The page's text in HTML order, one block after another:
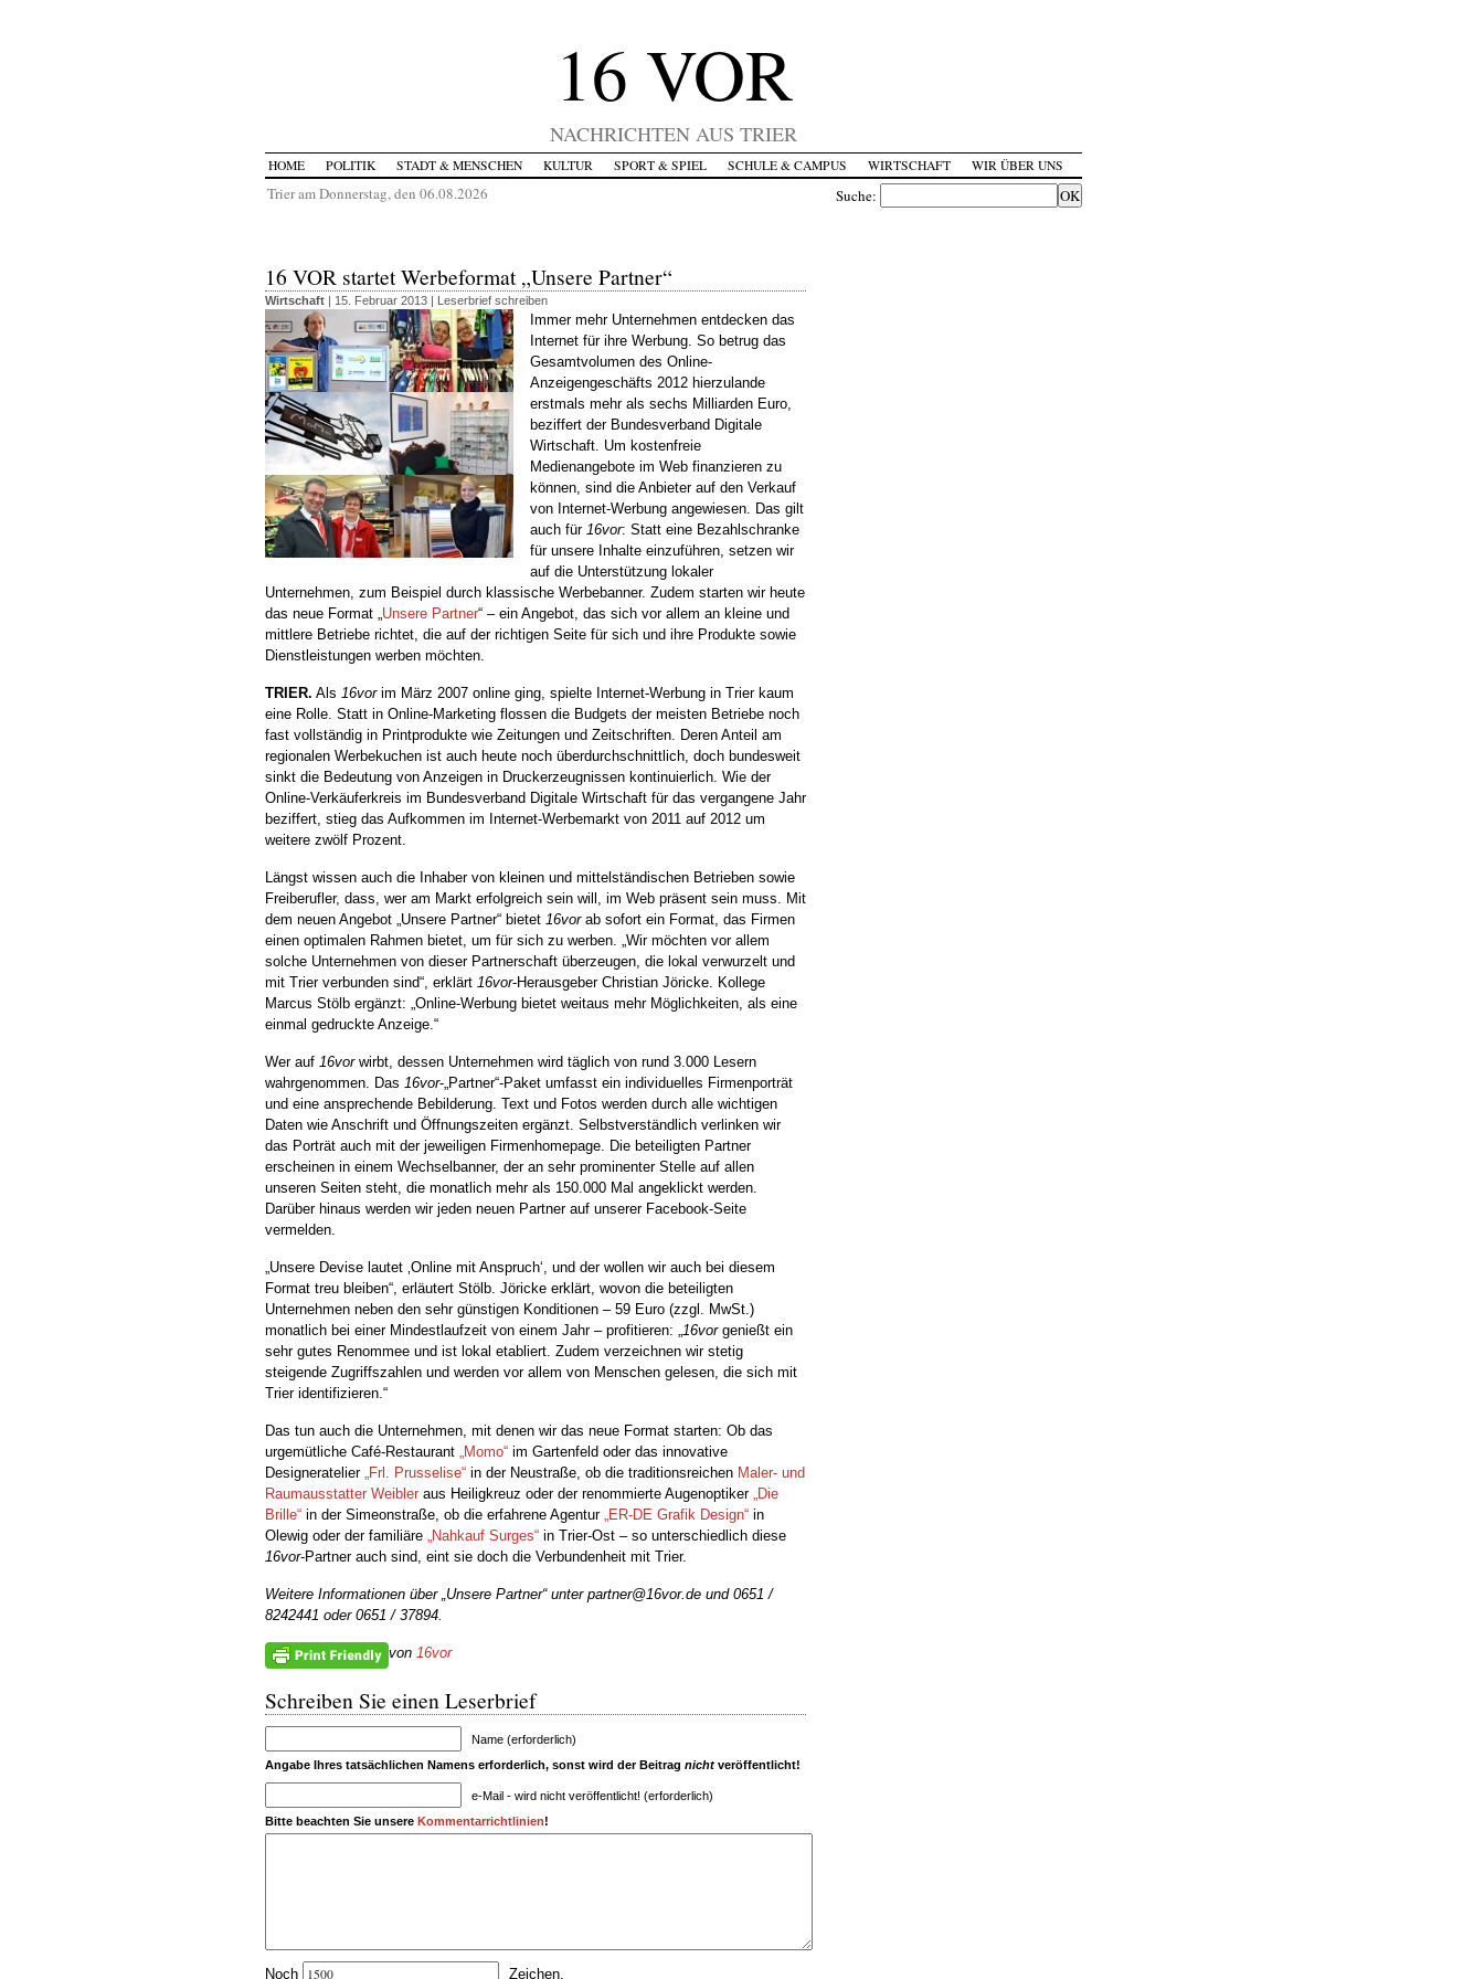
16 VOR
NACHRICHTEN AUS TRIER
HOME POLITIK STADT & MENSCHEN KULTUR SPORT & SPIEL SCHULE & CAMPUS WIRTSCHAFT WIR ÜBER UNS
Trier am Donnerstag, den 06.08.2026 Suche:
16 VOR startet Werbeformat „Unsere Partner“
Wirtschaft | 15. Februar 2013 | Leserbrief schreiben
Immer mehr Unternehmen entdecken das
Internet für ihre Werbung. So betrug das
Gesamtvolumen des Online-
Anzeigengeschäfts 2012 hierzulande
erstmals mehr als sechs Milliarden Euro,
beziffert der Bundesverband Digitale
Wirtschaft. Um kostenfreie
Medienangebote im Web finanzieren zu
können, sind die Anbieter auf den Verkauf
von Internet-Werbung angewiesen. Das gilt
auch für 16vor: Statt eine Bezahlschranke
für unsere Inhalte einzuführen, setzen wir
auf die Unterstützung lokaler
Unternehmen, zum Beispiel durch klassische Werbebanner. Zudem starten wir heute
das neue Format „Unsere Partner“ – ein Angebot, das sich vor allem an kleine und
mittlere Betriebe richtet, die auf der richtigen Seite für sich und ihre Produkte sowie
Dienstleistungen werben möchten.
TRIER. Als 16vorim März 2007 online ging, spielte Internet-Werbung in Trier kaum
eine Rolle. Statt in Online-Marketing flossen die Budgets der meisten Betriebe noch
fast vollständig in Printprodukte wie Zeitungen und Zeitschriften. Deren Anteil am
regionalen Werbekuchen ist auch heute noch überdurchschnittlich, doch bundesweit
sinkt die Bedeutung von Anzeigen in Druckerzeugnissen kontinuierlich. Wie der
Online-Verkäuferkreis im Bundesverband Digitale Wirtschaft für das vergangene Jahr
beziffert, stieg das Aufkommen im Internet-Werbemarkt von 2011 auf 2012 um
weitere zwölf Prozent.
Längst wissen auch die Inhaber von kleinen und mittelständischen Betrieben sowie
Freiberufler, dass, wer am Markt erfolgreich sein will, im Web präsent sein muss. Mit
dem neuen Angebot „Unsere Partner“ bietet 16vorab sofort ein Format, das Firmen
einen optimalen Rahmen bietet, um für sich zu werben. „Wir möchten vor allem
solche Unternehmen von dieser Partnerschaft überzeugen, die lokal verwurzelt und
mit Trier verbunden sind“, erklärt 16vor-Herausgeber Christian Jöricke. Kollege
Marcus Stölb ergänzt: „Online-Werbung bietet weitaus mehr Möglichkeiten, als eine
einmal gedruckte Anzeige.“
Wer auf 16vorwirbt, dessen Unternehmen wird täglich von rund 3.000 Lesern
wahrgenommen. Das 16vor-„Partner“-Paket umfasst ein individuelles Firmenporträt
und eine ansprechende Bebilderung. Text und Fotos werden durch alle wichtigen
Daten wie Anschrift und Öffnungszeiten ergänzt. Selbstverständlich verlinken wir
das Porträt auch mit der jeweiligen Firmenhomepage. Die beteiligten Partner
erscheinen in einem Wechselbanner, der an sehr prominenter Stelle auf allen
unseren Seiten steht, die monatlich mehr als 150.000 Mal angeklickt werden.
Darüber hinaus werden wir jeden neuen Partner auf unserer Facebook-Seite
vermelden.
„Unsere Devise lautet ‚Online mit Anspruch‘, und der wollen wir auch bei diesem
Format treu bleiben“, erläutert Stölb. Jöricke erklärt, wovon die beteiligten
Unternehmen neben den sehr günstigen Konditionen – 59 Euro (zzgl. MwSt.)
monatlich bei einer Mindestlaufzeit von einem Jahr – profitieren: „16vorgenießt ein
sehr gutes Renommee und ist lokal etabliert. Zudem verzeichnen wir stetig
steigende Zugriffszahlen und werden vor allem von Menschen gelesen, die sich mit
Trier identifizieren.“
Das tun auch die Unternehmen, mit denen wir das neue Format starten: Ob das
urgemütliche Café-Restaurant „Momo“ im Gartenfeld oder das innovative
Designeratelier „Frl. Prusselise“ in der Neustraße, ob die traditionsreichen Maler- und
Raumausstatter Weibler aus Heiligkreuz oder der renommierte Augenoptiker „Die
Brille“ in der Simeonstraße, ob die erfahrene Agentur „ER-DE Grafik Design“ in
Olewig oder der familiäre „Nahkauf Surges“ in Trier-Ost – so unterschiedlich diese
16vor-Partner auch sind, eint sie doch die Verbundenheit mit Trier.
Weitere Informationen über „Unsere Partner“ unter partner@16vor.de und 0651 /
8242441 oder 0651 / 37894.
von 16vor
Schreiben Sie einen Leserbrief
Name (erforderlich)
Angabe Ihres tatsächlichen Namens erforderlich, sonst wird der Beitrag nicht veröffentlicht!
e-Mail - wird nicht veröffentlicht! (erforderlich)
Bitte beachten Sie unsere Kommentarrichtlinien!
Noch Zeichen.